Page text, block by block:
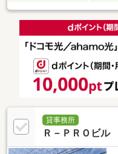
貸事務所
Ｒ－ＰＲＯビル